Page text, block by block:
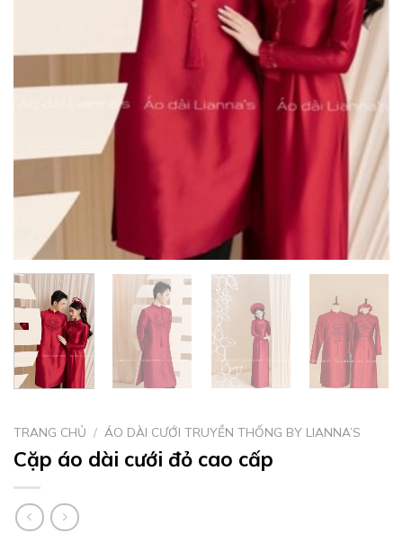
TRANG CHỦ / ÁO DÀI CƯỚI TRUYỀN THỐNG BY LIANNA’S
Cặp áo dài cưới đỏ cao cấp